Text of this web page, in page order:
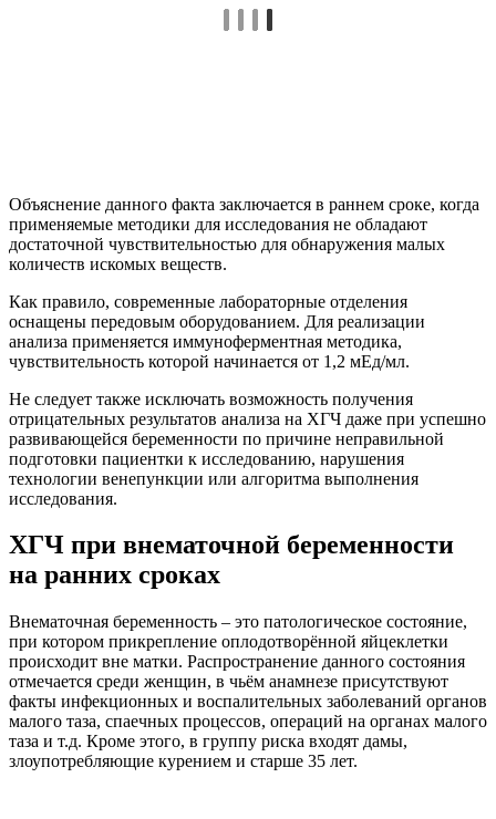
Объяснение данного факта заключается в раннем сроке, когда
применяемые методики для исследования не обладают
достаточной чувствительностью для обнаружения малых
количеств искомых веществ.
Как правило, современные лабораторные отделения
оснащены передовым оборудованием. Для реализации
анализа применяется иммуноферментная методика,
чувствительность которой начинается от 1,2 мЕд/мл.
Не следует также исключать возможность получения
отрицательных результатов анализа на ХГЧ даже при успешно
развивающейся беременности по причине неправильной
подготовки пациентки к исследованию, нарушения
технологии венепункции или алгоритма выполнения
исследования.
ХГЧ при внематочной беременности
на ранних сроках
Внематочная беременность – это патологическое состояние,
при котором прикрепление оплодотворённой яйцеклетки
происходит вне матки. Распространение данного состояния
отмечается среди женщин, в чьём анамнезе присутствуют
факты инфекционных и воспалительных заболеваний органов
малого таза, спаечных процессов, операций на органах малого
таза и т.д. Кроме этого, в группу риска входят дамы,
злоупотребляющие курением и старше 35 лет.